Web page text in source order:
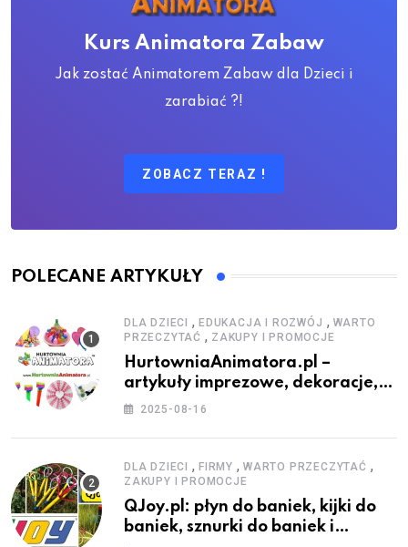
Kurs Animatora Zabaw
Jak zostać Animatorem Zabaw dla Dzieci i
zarabiać ?!
ZOBACZ TERAZ !
POLECANE ARTYKUŁY
DLA DZIECI , EDUKACJA I ROZWÓJ , WARTO
PRZECZYTAĆ , ZAKUPY I PROMOCJE
HurtowniaAnimatora.pl –
artykuły imprezowe, dekoracje,
stroje i akcesoria dla animatorów
2025-08-16
DLA DZIECI , FIRMY , WARTO PRZECZYTAĆ ,
ZAKUPY I PROMOCJE
QJoy.pl: płyn do baniek, kijki do
baniek, sznurki do baniek i